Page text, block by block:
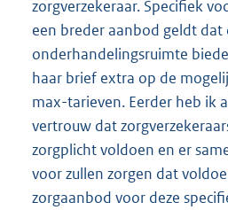
zorgverzekeraar. Specifiek
een breder aanbod geldt dat
onderhandelingsruimte
haar brief extra op de
max-tarieven. Eerder heb ik
vertrouw dat
zorgplicht voldoen en er
voor zullen zorgen dat
zorgaanbod voor deze